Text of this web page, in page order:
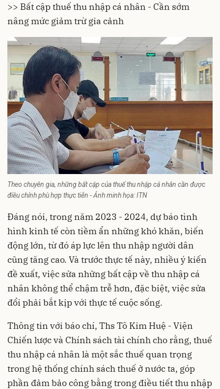
>> Bất cập thuế thu nhập cá nhân - Cần sớm
nâng mức giảm trừ gia cảnh
Theo chuyên gia, những bất cập của thuế thu nhập cá nhân cần được
điều chỉnh phù hợp thực tiễn - Ảnh minh họa: ITN
Đáng nói, trong năm 2023 - 2024, dự báo tình
hình kinh tế còn tiềm ẩn những khó khăn, biến
động lớn, từ đó áp lực lên thu nhập người dân
cũng tăng cao. Và trước thực tế này, nhiều ý kiến
đề xuất, việc sửa những bất cập về thu nhập cá
nhân không thể chậm trễ hơn, đặc biệt, việc sửa
đổi phải bắt kịp với thực tế cuộc sống.
Thông tin với báo chí, Ths Tô Kim Huệ - Viện
Chiến lược và Chính sách tài chính cho rằng, thuế
thu nhập cá nhân là một sắc thuế quan trọng
trong hệ thống chính sách thuế ở nước ta, góp
phần đảm bảo công bằng trong điều tiết thu nhập